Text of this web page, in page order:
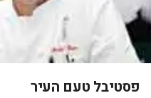
פסטיבל טעם העיר